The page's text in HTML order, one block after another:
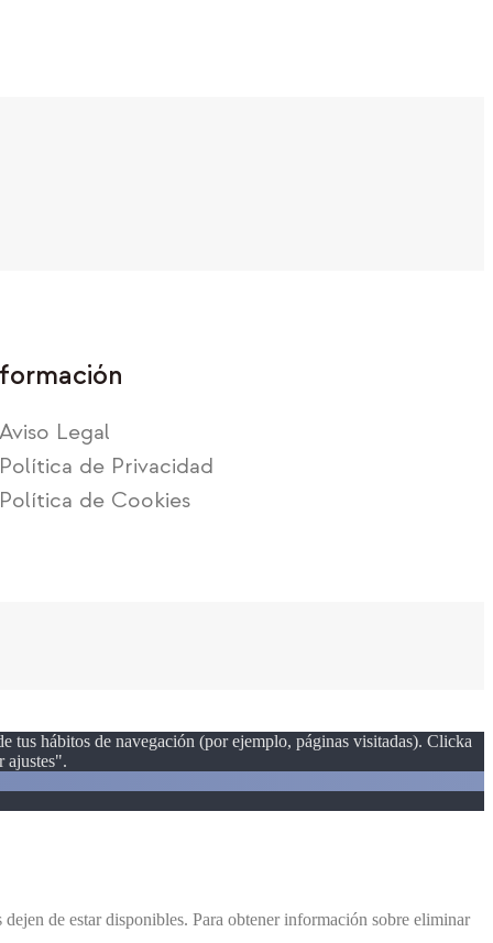
Aviso Legal
Política de Privacidad
Política de Cookies
tus hábitos de navegación (por ejemplo, páginas visitadas). Clicka
ajustes".
de estar disponibles. Para obtener información sobre eliminar